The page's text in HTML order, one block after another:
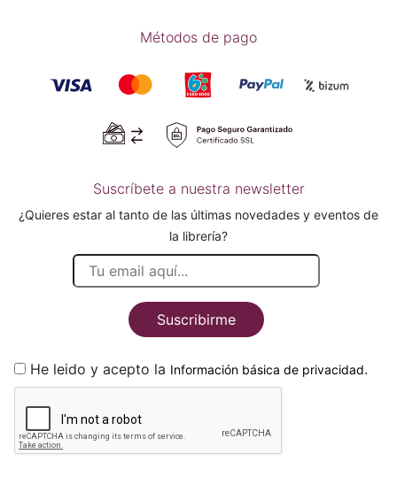
Métodos de pago
Suscríbete a nuestra newsletter
¿Quieres estar al tanto de las últimas novedades y eventos de
la librería?
Suscribirme
He leido y acepto la Información básica de privacidad.